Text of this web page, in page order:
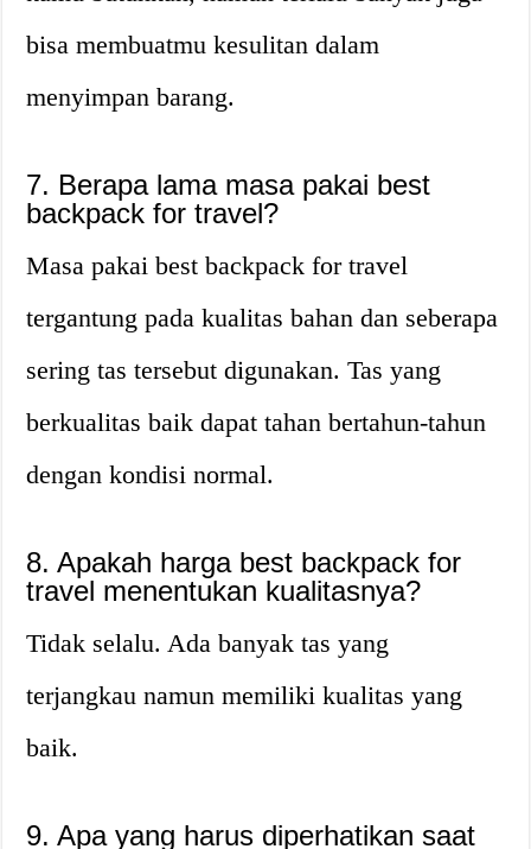
bisa membuatmu kesulitan dalam
menyimpan barang.
7. Berapa lama masa pakai best
backpack for travel?
Masa pakai best backpack for travel
tergantung pada kualitas bahan dan seberapa
sering tas tersebut digunakan. Tas yang
berkualitas baik dapat tahan bertahun-tahun
dengan kondisi normal.
8. Apakah harga best backpack for
travel menentukan kualitasnya?
Tidak selalu. Ada banyak tas yang
terjangkau namun memiliki kualitas yang
baik.
9. Apa yang harus diperhatikan saat